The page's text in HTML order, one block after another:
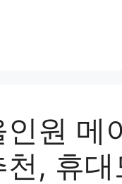
원 메
, 휴